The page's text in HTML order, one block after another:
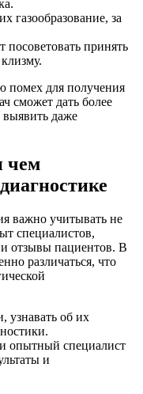
газообразование, за
посоветовать принять
помех для получения
сможет дать более
даже
чем
важно учитывать не
специалистов,
отзывы пациентов. В
различаться, что
узнавать об их
опытный специалист
и